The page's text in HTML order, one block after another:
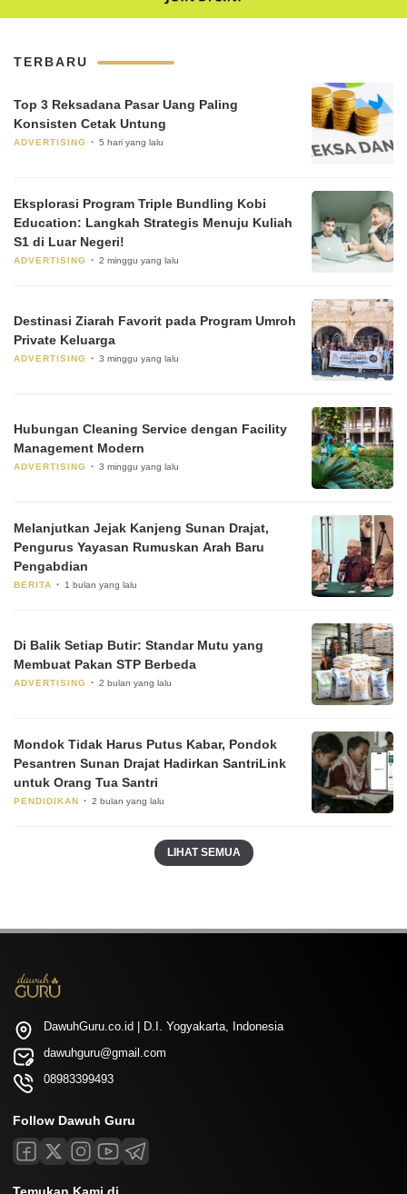
TERBARU
Top 3 Reksadana Pasar Uang Paling
Konsisten Cetak Untung
ADVERTISING 5 hari yang lalu
Eksplorasi Program Triple Bundling Kobi
Education: Langkah Strategis Menuju Kuliah
S1 di Luar Negeri!
ADVERTISING 2 minggu yang lalu
Destinasi Ziarah Favorit pada Program Umroh
Private Keluarga
ADVERTISING 3 minggu yang lalu
Hubungan Cleaning Service dengan Facility
Management Modern
ADVERTISING 3 minggu yang lalu
Melanjutkan Jejak Kanjeng Sunan Drajat,
Pengurus Yayasan Rumuskan Arah Baru
Pengabdian
BERITA 1 bulan yang lalu
Di Balik Setiap Butir: Standar Mutu yang
Membuat Pakan STP Berbeda
ADVERTISING 2 bulan yang lalu
Mondok Tidak Harus Putus Kabar, Pondok
Pesantren Sunan Drajat Hadirkan SantriLink
untuk Orang Tua Santri
PENDIDIKAN 2 bulan yang lalu
LIHAT SEMUA
DawuhGuru.co.id | D.I. Yogyakarta, Indonesia
dawuhguru@gmail.com
08983399493
Follow Dawuh Guru
Temukan Kami di